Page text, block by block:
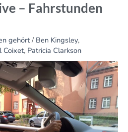
– Fahrstunden
gehört/ Ben Kingsley,
Coixet, Patricia Clarkson